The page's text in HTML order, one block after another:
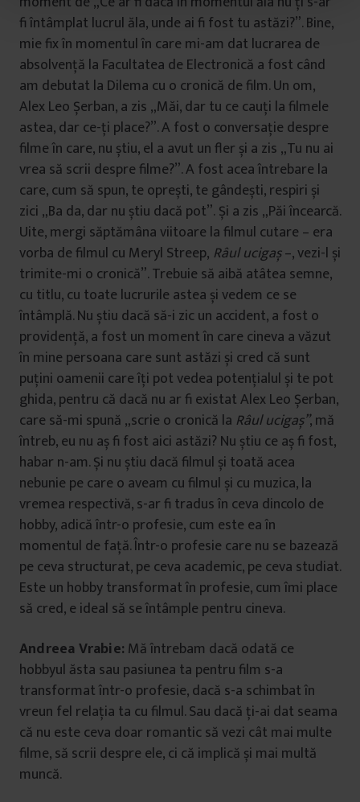
fi întâmplat lucrul ăla, unde ai fi fost tu astăzi?”. Bine,
mie fix în momentul în care mi-am dat lucrarea de
absolvență la Facultatea de Electronică a fost când
am debutat la Dilema cu o cronică de film. Un om,
Alex Leo Șerban, a zis „Măi, dar tu ce cauți la filmele
astea, dar ce-ți place?”. A fost o conversație despre
filme în care, nu știu, el a avut un fler și a zis „Tu nu ai
vrea să scrii despre filme?”. A fost acea întrebare la
care, cum să spun, te oprești, te gândești, respiri și
zici „Ba da, dar nu știu dacă pot”. Și a zis „Păi încearcă.
Uite, mergi săptămâna viitoare la filmul cutare – era
vorba de filmul cu Meryl Streep, Râul ucigaș–, vezi-l și
trimite-mi o cronică”. Trebuie să aibă atâtea semne,
cu titlu, cu toate lucrurile astea și vedem ce se
întâmplă. Nu știu dacă să-i zic un accident, a fost o
providență, a fost un moment în care cineva a văzut
în mine persoana care sunt astăzi și cred că sunt
puțini oamenii care îți pot vedea potențialul și te pot
ghida, pentru că dacă nu ar fi existat Alex Leo Șerban,
care să-mi spună „scrie o cronică la Râul ucigaș”, mă
întreb, eu nu aș fi fost aici astăzi? Nu știu ce aș fi fost,
habar n-am. Și nu știu dacă filmul și toată acea
nebunie pe care o aveam cu filmul și cu muzica, la
vremea respectivă, s-ar fi tradus în ceva dincolo de
hobby, adică într-o profesie, cum este ea în
momentul de față. Într-o profesie care nu se bazează
pe ceva structurat, pe ceva academic, pe ceva studiat.
Este un hobby transformat în profesie, cum îmi place
să cred, e ideal să se întâmple pentru cineva.
Andreea Vrabie: Mă întrebam dacă odată ce
hobbyul ăsta sau pasiunea ta pentru film s-a
transformat într-o profesie, dacă s-a schimbat în
vreun fel relația ta cu filmul. Sau dacă ți-ai dat seama
că nu este ceva doar romantic să vezi cât mai multe
filme, să scrii despre ele, ci că implică și mai multă
muncă.